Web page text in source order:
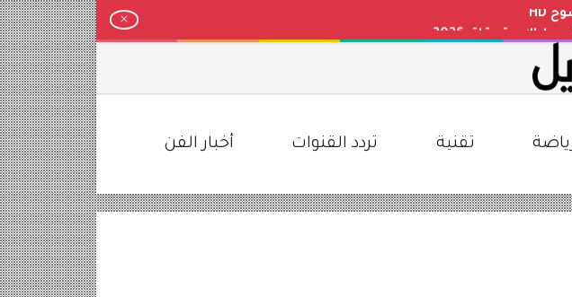
الاستحقاق 2026
توضيح رسمي وتفاصيل المخطط
الأخيرة
تقنية تردد القنوات أخبار الفن